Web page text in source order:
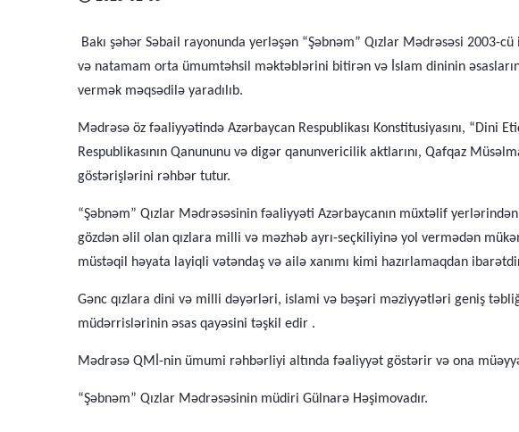
Bakı şəhər Səbail rayonunda yerləşən “Şəbnəm” Qızlar Mədrəsəsi 2003-
və natamam orta ümumtəhsil məktəblərini bitirən və İslam dininin
vermək məqsədilə yaradılıb.
Mədrəsə öz fəaliyyətində Azərbaycan Respublikası Konstitusiyasını, “Dini
Respublikasının Qanununu və digər qanunvericilik aktlarını, Qafqaz
göstərişlərini rəhbər tutur.
“Şəbnəm” Qızlar Mədrəsəsinin fəaliyyəti Azərbaycanın müxtəlif
gözdən əlil olan qızlara milli və məzhəb ayrı-seçkiliyinə yol vermədən
müstəqil həyata layiqli vətəndaş və ailə xanımı kimi hazırlamaqdan
Gənc qızlara dini və milli dəyərləri, islami və bəşəri məziyyətləri geniş
müdərrislərinin əsas qayəsini təşkil edir .
Mədrəsə QMİ-nin ümumi rəhbərliyi altında fəaliyyət göstərir və ona
“Şəbnəm” Qızlar Mədrəsəsinin müdiri Gülnarə Həşimovadır.